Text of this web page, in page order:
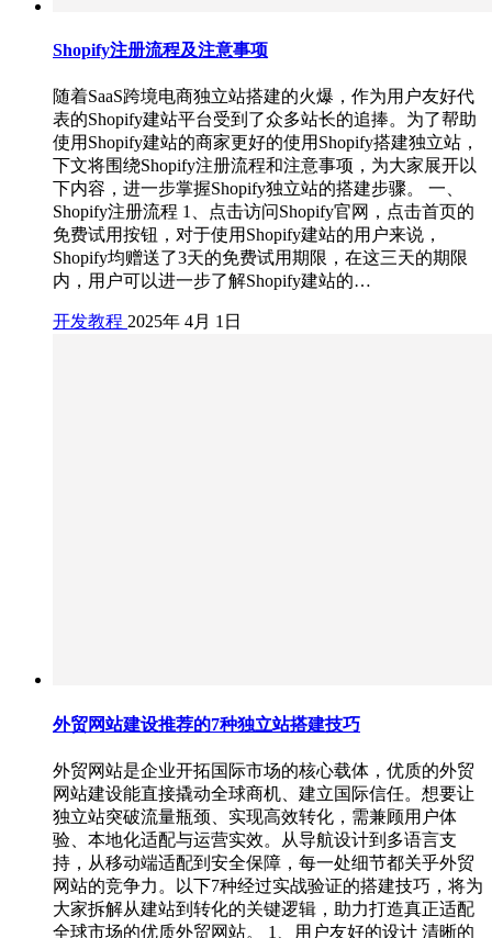
Shopify注册流程及注意事项
随着SaaS跨境电商独立站搭建的火爆，作为用户友好代
表的Shopify建站平台受到了众多站长的追捧。为了帮助
使用Shopify建站的商家更好的使用Shopify搭建独立站，
下文将围绕Shopify注册流程和注意事项，为大家展开以
下内容，进一步掌握Shopify独立站的搭建步骤。 一、
Shopify注册流程 1、点击访问Shopify官网，点击首页的
免费试用按钮，对于使用Shopify建站的用户来说，
Shopify均赠送了3天的免费试用期限，在这三天的期限
内，用户可以进一步了解Shopify建站的…
开发教程 2025年 4月 1日
外贸网站建设推荐的7种独立站搭建技巧
外贸网站是企业开拓国际市场的核心载体，优质的外贸
网站建设能直接撬动全球商机、建立国际信任。想要让
独立站突破流量瓶颈、实现高效转化，需兼顾用户体
验、本地化适配与运营实效。从导航设计到多语言支
持，从移动端适配到安全保障，每一处细节都关乎外贸
网站的竞争力。以下7种经过实战验证的搭建技巧，将为
大家拆解从建站到转化的关键逻辑，助力打造真正适配
全球市场的优质外贸网站。 1、用户友好的设计 清晰的